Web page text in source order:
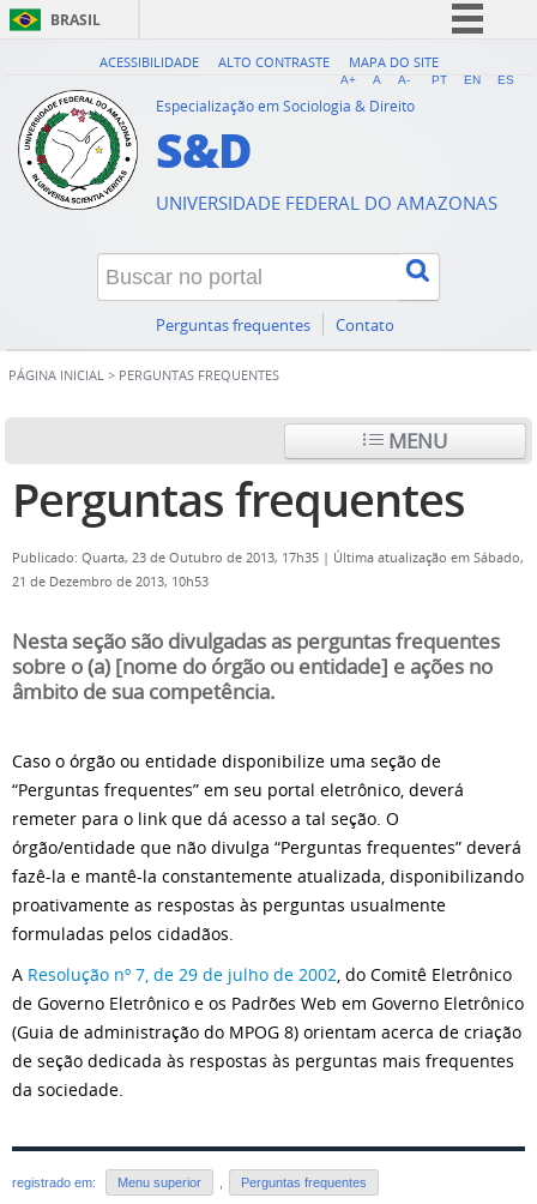
BRASIL
Simplifique!
Comunica BR
Legislação
Canais
ACESSIBILIDADE ALTO CONTRASTE MAPA DO SITE
A+ A A- PT EN ES
Especialização em Sociologia & Direito
S&D
UNIVERSIDADE FEDERAL DO AMAZONAS
Perguntas frequentes Contato
PÁGINA INICIAL > PERGUNTAS FREQUENTES
MENU
Perguntas frequentes
Publicado: Quarta, 23 de Outubro de 2013, 17h35 | Última atualização em Sábado,
21 de Dezembro de 2013, 10h53
Nesta seção são divulgadas as perguntas frequentes
sobre o (a) [nome do órgão ou entidade] e ações no
âmbito de sua competência.
Caso o órgão ou entidade disponibilize uma seção de
“Perguntas frequentes” em seu portal eletrônico, deverá
remeter para o link que dá acesso a tal seção. O
órgão/entidade que não divulga “Perguntas frequentes” deverá
fazê-la e mantê-la constantemente atualizada, disponibilizando
proativamente as respostas às perguntas usualmente
formuladas pelos cidadãos.
A Resolução nº 7, de 29 de julho de 2002, do Comitê Eletrônico
de Governo Eletrônico e os Padrões Web em Governo Eletrônico
(Guia de administração do MPOG 8) orientam acerca de criação
de seção dedicada às respostas às perguntas mais frequentes
da sociedade.
registrado em: Menu superior Perguntas frequentes